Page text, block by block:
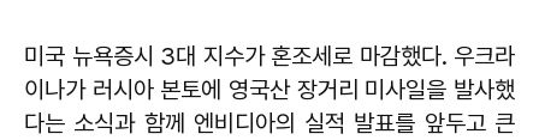
미국 뉴욕증시 3대 지수가 혼조세로 마감했다. 우크라
이나가 러시아 본토에 영국산 장거리 미사일을 발사했
다는 소식과 함께 엔비디아의 실적 발표를 앞두고 큰